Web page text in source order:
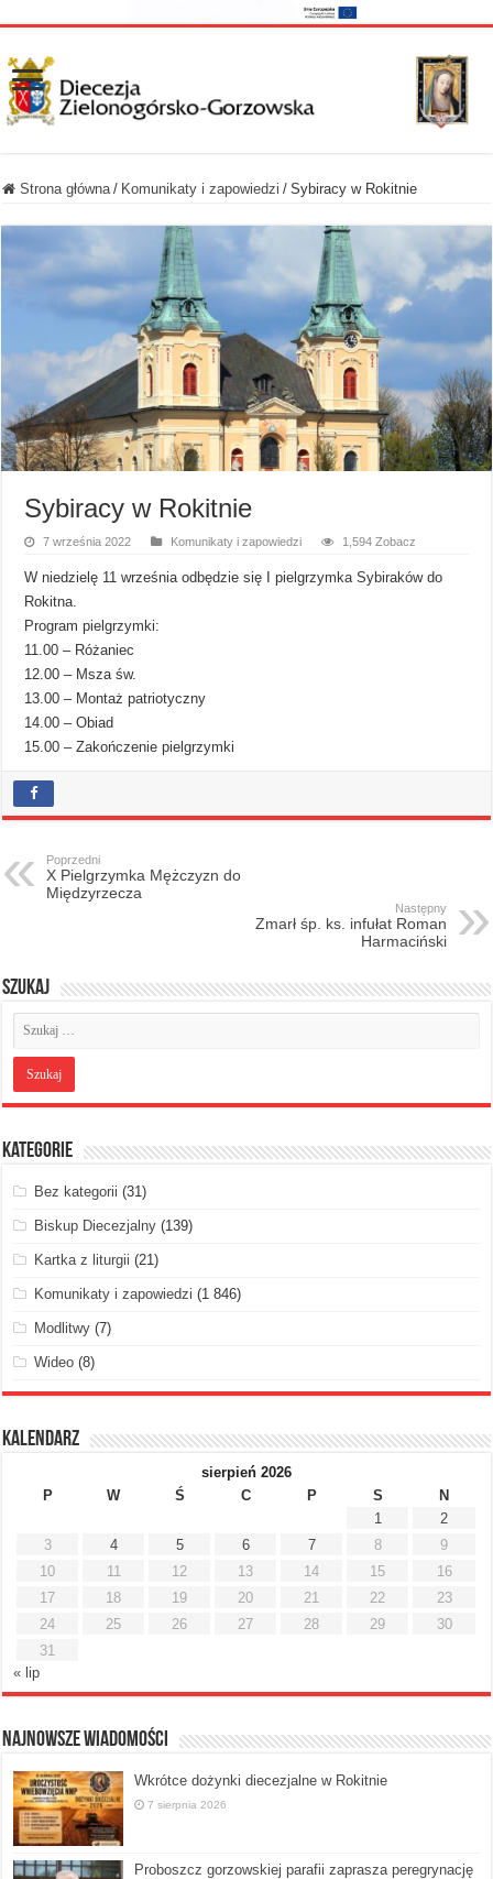
Strona główna / Komunikaty i zapowiedzi / Sybiracy w Rokitnie
Sybiracy w Rokitnie
7 września 2022 Komunikaty i zapowiedzi 1,594 Zobacz
W niedzielę 11 września odbędzie się I pielgrzymka Sybiraków do
Rokitna.
Program pielgrzymki:
11.00 – Różaniec
12.00 – Msza św.
13.00 – Montaż patriotyczny
14.00 – Obiad
15.00 – Zakończenie pielgrzymki
Poprzedni
X Pielgrzymka Mężczyzn do
Międzyrzecza
Następny
Zmarł śp. ks. infułat Roman
Harmaciński
Szukaj
Kategorie
Bez kategorii (31)
Biskup Diecezjalny (139)
Kartka z liturgii (21)
Komunikaty i zapowiedzi (1 846)
Modlitwy (7)
Wideo (8)
Kalendarz
sierpień 2026
P
W Ś C P S
N
1
2
3
4 5 6 7 8
9
10
11 12 13 14 15
16
17
18 19 20 21 22
23
24
25 26 27 28 29
30
31
« lip
Najnowsze Wiadomości
Wkrótce dożynki diecezjalne w Rokitnie
7 sierpnia 2026
Proboszcz gorzowskiej parafii zaprasza peregrynację